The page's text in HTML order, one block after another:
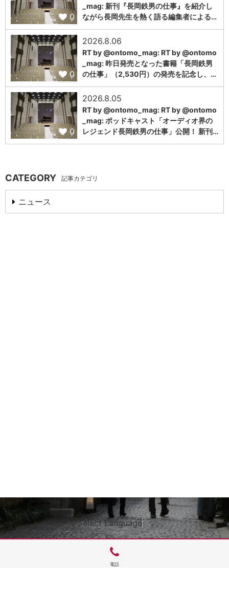
0
_mag: 新刊『長岡鉄男の仕事』を紹介し
ながら長岡先生を熱く語る編集者による…
0
2026.8.06
RT by @ontomo_mag: RT by @ontomo
_mag: 昨日発売となった書籍「長岡鉄男
の仕事」（2,530円）の発売を記念し、…
0
2026.8.05
RT by @ontomo_mag: RT by @ontomo
_mag: ポッドキャスト「オーディオ界の
レジェンド長岡鉄男の仕事」公開！ 新刊…
CATEGORY 記事カテゴリ
ニュース
Select Language▼
電話